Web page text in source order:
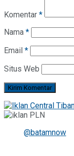
Komentar *
Nama *
Email *
Situs Web
@batamnow